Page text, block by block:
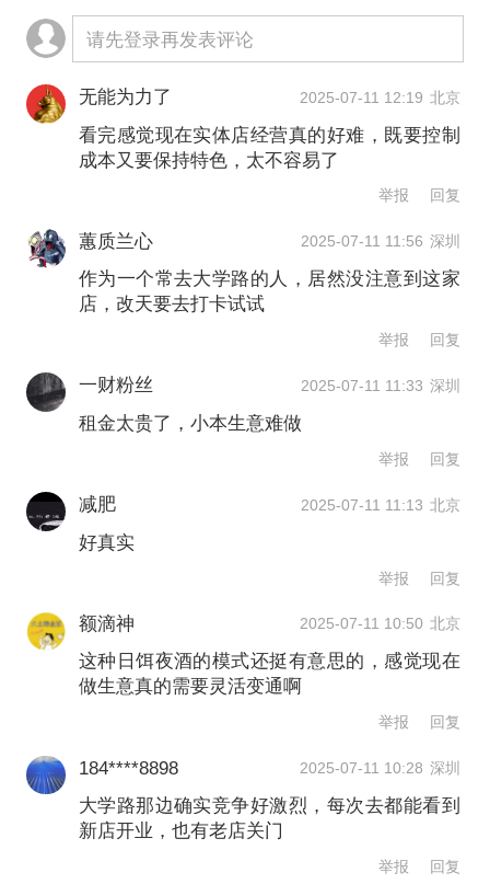
三年前，这间小酒吧也曾火爆一时。“之
前在长乐路，那边一晚上忙得都没空休
息，和这边差别太大了。大学路的老店
生意没长乐路好，但也还可以吧，可能
因为周围都是酒吧。”从长乐路，到大学
路口，由于店铺租金的上涨，加之与房
东沟通不畅，小酒吧已经两次迁址。
消费的却寥寥无几，只剩小王坐在门口
的露营椅上发呆。“生意也还可以，但和
老店差了一半吧”，前台堆叠的一摞小
票，记下了近一个月的销量，这样的业
绩，在以前的店址，不过几天就能完
成。
小王反复强调，对于一个酒吧而言，“选
址是最重要的”，可权衡再三，终究还是
得向眼下的店面位置妥协。当黄金铺位
租金水涨船高，次级位置客流又难以保
障，小餐饮业正陷入进退维谷的陷阱。
请先登录再发表评论
无能为力了 2025-07-11 12:19 北京
看完感觉现在实体店经营真的好难，既要控制
成本又要保持特色，太不容易了
举报 回复
蕙质兰心 2025-07-11 11:56 深圳
作为一个常去大学路的人，居然没注意到这家
店，改天要去打卡试试
举报 回复
一财粉丝 2025-07-11 11:33 深圳
租金太贵了，小本生意难做
举报 回复
减肥 2025-07-11 11:13 北京
好真实
举报 回复
额滴神 2025-07-11 10:50 北京
这种日饵夜酒的模式还挺有意思的，感觉现在
做生意真的需要灵活变通啊
举报 回复
184****8898 2025-07-11 10:28 深圳
大学路那边确实竞争好激烈，每次去都能看到
新店开业，也有老店关门
举报 回复